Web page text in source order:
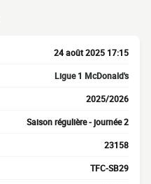
24 août 2025 17:15
Ligue 1 McDonald's
2025/2026
Saison régulière - journée 2
23158
TFC-SB29